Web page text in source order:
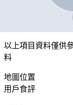
九龍觀塘鴻圖道
以上項目資料僅供
料
地圖位置
用戶食評